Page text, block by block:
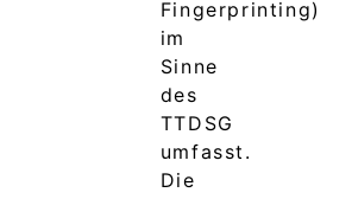
Fingerprinting)
im
Sinne
des
TTDSG
umfasst.
Die